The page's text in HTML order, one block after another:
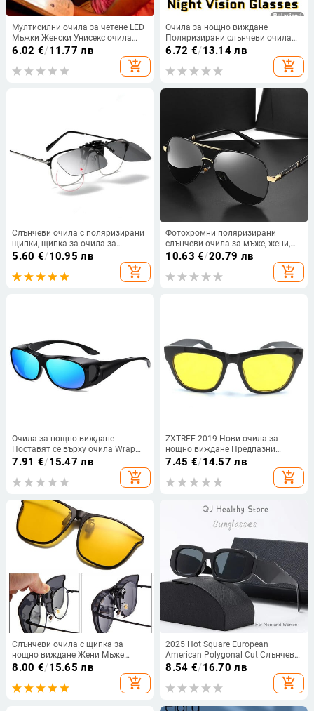
Мултисилни очила за четене LED
Мъжки Женски Унисекс очила
Очила Диоптрична лупа Светещи
нощни очила за пресбиопия
Нови
6.02 €/11.77 лв
add_shopping_cart
Очила за нощно виждане
Поляризирани слънчеви очила
Мъже Спорт на открито
Колоездене Слънчеви очила
Антиотблясъци Водач Цветни
6.72 €/13.14 лв
add_shopping_cart
Слънчеви очила с поляризирани
щипки, щипка за очила за
късогледство, водач, риболов,
късогледство, щипка за
5.60 €/10.95 лв
add_shopping_cart
Фотохромни поляризирани
слънчеви очила за мъже, жени,
луксозен дизайн, нощно виждане,
шофиране на кола, слънчеви
очила Polaroid, модни очила
10.63 €/20.79 лв
add_shopping_cart
Очила за нощно виждане
Поставят се върху очила Wrap
Shield Риболов Спортни очила за
шофиране Ветроустойчиви
слънчеви очила
7.91 €/15.47 лв
add_shopping_cart
ZXTREE 2019 Нови очила за
нощно виждане Предпазни
очила Слънчеви очила против
отблясъци Мъжки очила с жълти
лещи за нощно виждане на
7.45 €/14.57 лв
add_shopping_cart
Слънчеви очила с щипка за
нощно виждане Жени Мъже
Поляризирани слънчеви очила
Фотохромни очила за шофиране
против отблясъци Винтидж
8.00 €/15.65 лв
add_shopping_cart
2025 Hot Square European
American Polygonal Cut Слънчеви
очила Мъже Жени Модни
минималистични Instagram
8.54 €/16.70 лв
add_shopping_cart